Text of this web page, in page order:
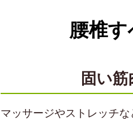
腰椎
固い
マッサージやストレッチ